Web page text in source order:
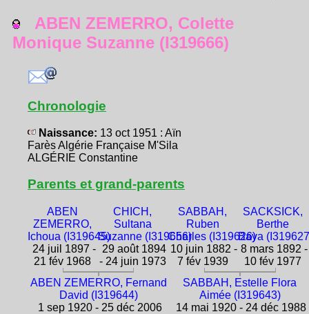
ABEN ZEMERRO, Colette
Monique Suzanne (I319666)
Chronologie
Naissance: 13 oct 1951 : Aïn
Farès Algérie Française M'Sila
ALGÉRIE Constantine
Parents et grand-parents
ABEN
ZEMERRO,
Ichoua (I319645)
24 juil 1897 -
21 fév 1968
CHICH,
Sultana
Suzanne (I319656)
29 août 1894
- 24 juin 1973
SABBAH,
Ruben
Charles (I319626)
10 juin 1882 -
7 fév 1939
SACKSICK,
Berthe
Baya
8 mars 1892 -
10 fév 1977
ABEN ZEMERRO, Fernand
David (I319644)
1 sep 1920 - 25 déc 2006
SABBAH, Estelle Flora
Aimée (I319643)
14 mai 1920 - 24 déc 1988